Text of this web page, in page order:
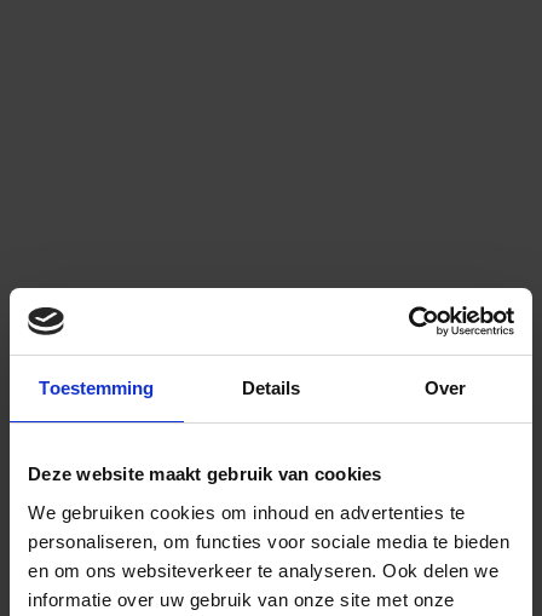
Toestemming Details Over
Deze website maakt gebruik van cookies
We gebruiken cookies om inhoud en advertenties te
personaliseren, om functies voor sociale media te bieden
en om ons websiteverkeer te analyseren. Ook delen we
informatie over uw gebruik van onze site met onze